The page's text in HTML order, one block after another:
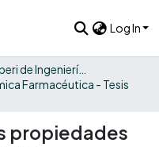
Log In
Facultad Barberi de Ingeniería, Diseño y Ciencias Aplicadas
Farmacéutica - Tesis
propiedades